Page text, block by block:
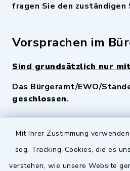
Mit Ihrer Zustimmung
sog. Tracking-Cookies, die es
verstehen, wie unsere Website
fragen Sie den zuständigen
Vorsprachen im
Sind grundsätzlich nur
Das Bürgeramt/EWO/
geschlossen.
Quicklinks